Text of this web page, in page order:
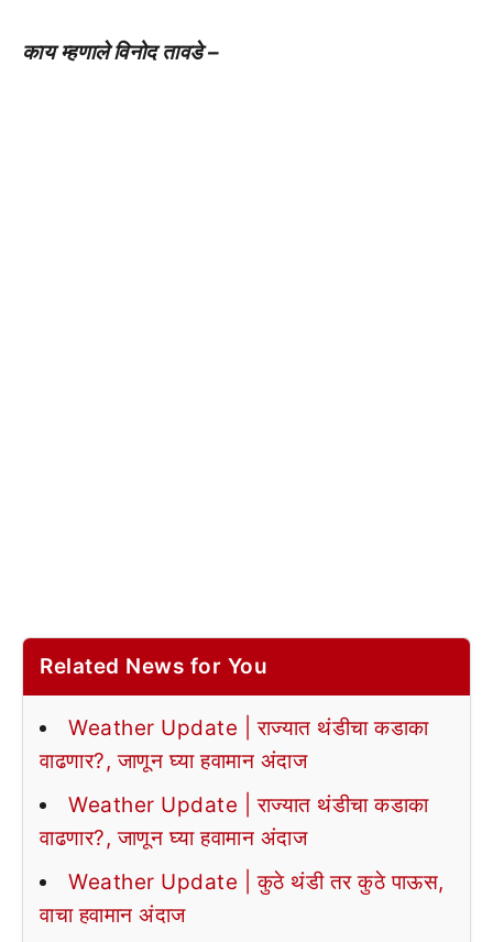
काय म्हणाले विनोद तावडे –
Related News for You
Weather Update | राज्यात थंडीचा कडाका
वाढणार?, जाणून घ्या हवामान अंदाज
Weather Update | राज्यात थंडीचा कडाका
वाढणार?, जाणून घ्या हवामान अंदाज
Weather Update | कुठे थंडी तर कुठे पाऊस,
वाचा हवामान अंदाज